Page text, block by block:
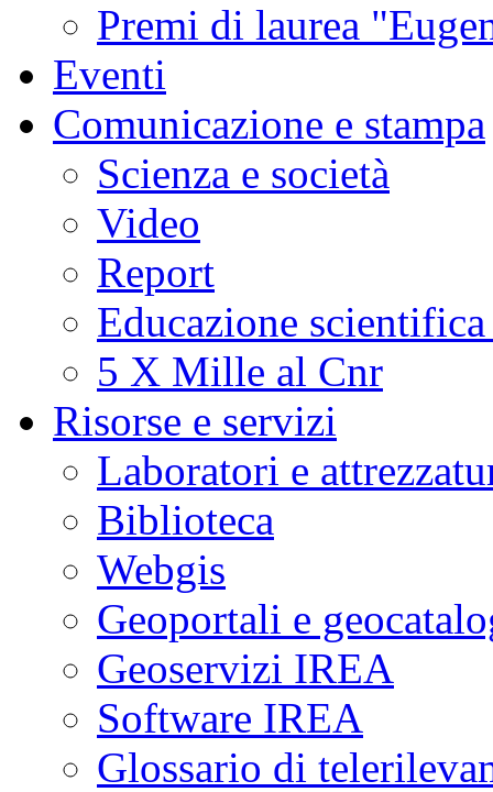
Premi di laurea
Eventi
Comunicazione e stampa
Scienza e società
Video
Report
Educazione
5 X Mille al Cnr
Risorse e servizi
Laboratori e
Biblioteca
Webgis
Geoportali e
Geoservizi IREA
Software IREA
Glossario di